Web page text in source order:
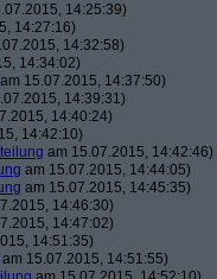
14:25:39)
14:27:16)
14:32:58)
14:34:02)
am 15.07.2015, 14:37:50)
14:39:31)
14:40:24)
14:42:10)
am 15.07.2015, 14:42:46)
am 15.07.2015, 14:44:05)
am 15.07.2015, 14:45:35)
14:46:30)
14:47:02)
14:51:35)
am 15.07.2015, 14:51:55)